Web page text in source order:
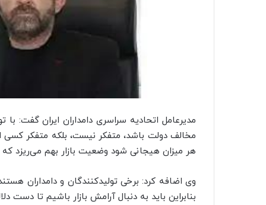
مدیرعامل اتحادیه سراسری دامداران ایران گفت: با
مخالف دولت باشد، متفکر نیست، بلکه متفکر کسی
هر میزان هیجانی شود وضعیت بازار بهم می‌ریزد
وی اضافه کرد: برخی تولیدکنندگان و دامداران
بنابراین باید به دنبال آرامش بازار باشیم تا دست